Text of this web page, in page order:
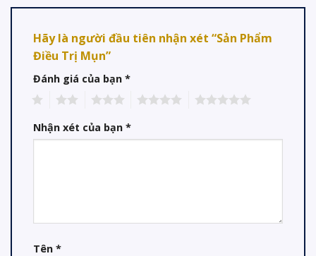
Hãy là người đầu tiên nhận xét “Sản Phẩm
Điều Trị Mụn”
Đánh giá của bạn *
Nhận xét của bạn *
Tên *